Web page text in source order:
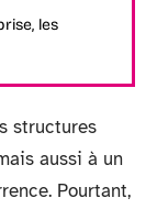
les
structures
aussi à un
Pourtant,